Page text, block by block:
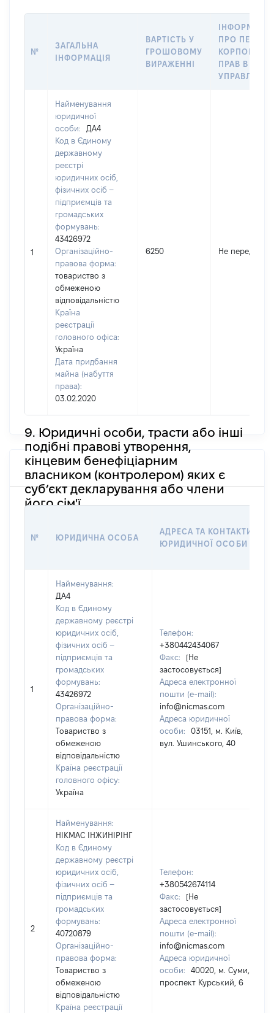
№
ЗАГАЛЬНА
ІНФОРМАЦІЯ
ВАРТІСТЬ У
ГРОШОВОМУ
ВИРАЖЕННІ
ІНФОРМАЦІЯ
ПРО
ПРАВ В
УПРАВЛІННЯ
1
Найменування
юридичної
особи:
ДА4
Код в Єдиному
державному
реєстрі
юридичних осіб,
фізичних осіб –
підприємців та
громадських
формувань:
43426972
Організаційно-
правова форма:
товариство з
обмеженою
відповідальністю
Країна
реєстрації
головного офіса:
Україна
Дата придбання
майна (набуття
права):
03.02.2020
6250 Не передано
9. Юридичні особи, трасти або інші
подібні правові утворення,
кінцевим бенефіціарним
власником (контролером) яких є
суб’єкт декларування або члени
його сім'ї
№ ЮРИДИЧНА ОСОБА
АДРЕСА ТА КОНТАКТИ
ЮРИДИЧНОЇ ОСОБИ
1
Найменування:
ДА4
Код в Єдиному
державному реєстрі
юридичних осіб,
фізичних осіб –
підприємців та
громадських
формувань:
43426972
Організаційно-
правова форма:
Товариство з
обмеженою
відповідальністю
Країна реєстрації
головного офісу:
Україна
Телефон:
+380442434067
Факс:
[Не
застосовується]
Адреса електронної
пошти (e-mail):
info@nicmas.com
Адреса юридичної
особи:
03151, м. Київ,
вул. Ушинського, 40
2
Найменування:
НІКМАС ІНЖИНІРІНГ
Код в Єдиному
державному реєстрі
юридичних осіб,
фізичних осіб –
підприємців та
громадських
формувань:
40720879
Організаційно-
правова форма:
Товариство з
обмеженою
відповідальністю
Країна реєстрації
Телефон:
+380542674114
Факс:
[Не
застосовується]
Адреса електронної
пошти (e-mail):
info@nicmas.com
Адреса юридичної
особи:
40020, м. Суми,
проспект Курський, 6